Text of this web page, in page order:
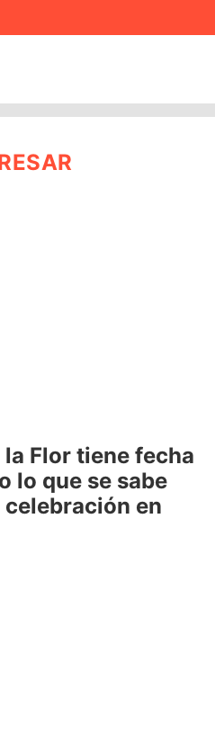
la Flor tiene fecha
lo que se sabe
en